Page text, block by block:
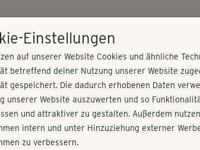
- Cardio 6
und alles trainieren!
Einstellungen
auf unserer Website Cookies und ähnliche
betreffend deiner Nutzung unserer Website
gespeichert. Die dadurch erhobenen Daten
unserer Website auszuwerten und so
und attraktiver zu gestalten. Außerdem
intern und unter Hinzuziehung externer
zu verbessern.